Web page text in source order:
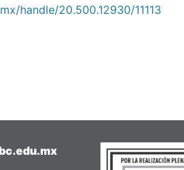
handle/20.500.12930/11113